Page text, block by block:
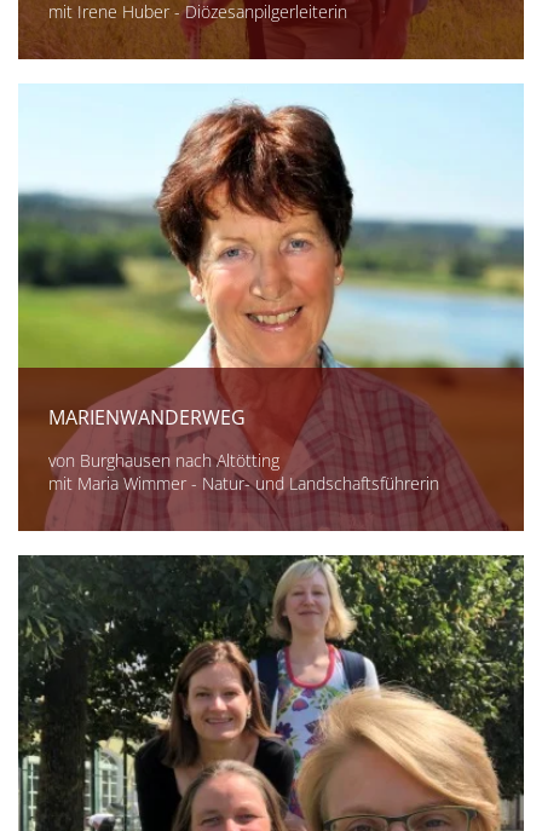
mit Irene Huber - Diözesanpilgerleiterin
MARIENWANDERWEG
von Burghausen nach Altötting
mit Maria Wimmer - Natur- und Landschaftsführerin